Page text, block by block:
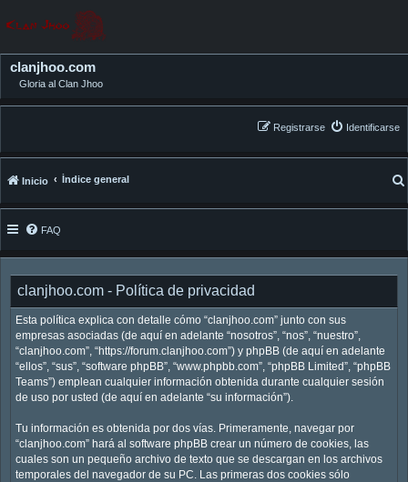
clanjhoo.com
Gloria al Clan Jhoo
Identificarse
Registrarse
Inicio Índice general
FAQ
clanjhoo.com - Política de privacidad
Esta política explica con detalle cómo “clanjhoo.com” junto con sus
empresas asociadas (de aquí en adelante “nosotros”, “nos”, “nuestro”,
“clanjhoo.com”, “https://forum.clanjhoo.com”) y phpBB (de aquí en adelante
“ellos”, “sus”, “software phpBB”, “www.phpbb.com”, “phpBB Limited”, “phpBB
Teams”) emplean cualquier información obtenida durante cualquier sesión
de uso por usted (de aquí en adelante “su información”).
Tu información es obtenida por dos vías. Primeramente, navegar por
“clanjhoo.com” hará al software phpBB crear un número de cookies, las
cuales son un pequeño archivo de texto que se descargan en los archivos
temporales del navegador de su PC. Las primeras dos cookies sólo